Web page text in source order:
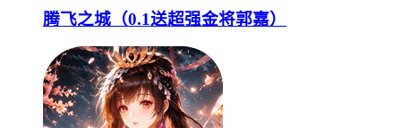
腾飞之城（0.1送超强金将郭嘉）